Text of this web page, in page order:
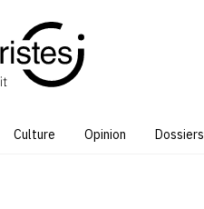
Culture Opinion Dossiers